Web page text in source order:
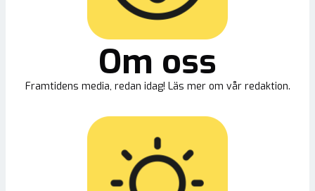
Om oss
Framtidens media, redan idag! Läs mer om vår redaktion.